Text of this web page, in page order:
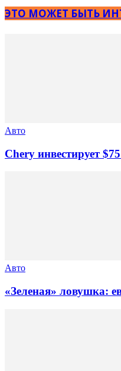
ЭТО МОЖЕТ БЫТЬ
Авто
Chery инвестирует
Авто
«Зеленая» ловушка: